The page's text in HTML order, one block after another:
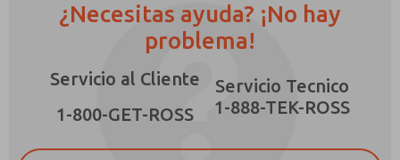
¿Necesitas ayuda? ¡No hay
problema!
Servicio al Cliente
1-800-GET-ROSS
Servicio Tecnico
1-888-TEK-ROSS
*Sí, he leído la política de privacidad y acepto
que los datos que proporcione se recopilarán
y almacenarán electrónicamente. Mis datos se
destinados a procesar y responder a mi
solicitud. Al enviar el formulario de contacto,
acepto el procesamiento.
×